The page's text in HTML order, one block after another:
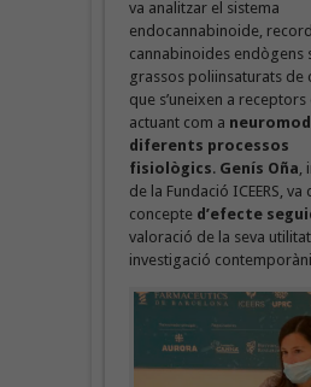
va analitzar el sistema
endocannabinoide,
cannabinoides endògens
grassos poliinsaturats de
que s’uneixen a
actuant com a
diferents processos
fisiològics. Genís Oña,
de la Fundació ICEERS, va
concepte d’efecte
valoració de la seva
investigació